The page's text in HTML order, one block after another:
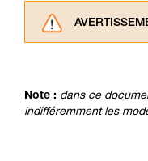
informations
pouvoir
Note : dans ce
indifféremment les